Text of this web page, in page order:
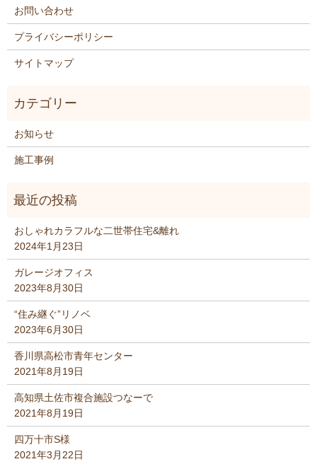
お問い合わせ
プライバシーポリシー
サイトマップ
お知らせ
施工事例
おしゃれカラフルな二世帯住宅&離れ
2024年1月23日
ガレージオフィス
2023年8月30日
“住み継ぐ”リノベ
2023年6月30日
香川県高松市青年センター
2021年8月19日
高知県土佐市複合施設つなーで
2021年8月19日
四万十市S様
2021年3月22日